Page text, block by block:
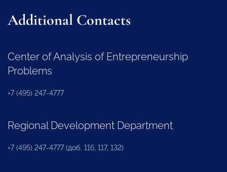
Additional Contacts
Center of Analysis of Entrepreneurship
Problems
+7 (495) 247-4777
Regional Development Department
+7 (495) 247-4777 (доб. 116, 117, 132)